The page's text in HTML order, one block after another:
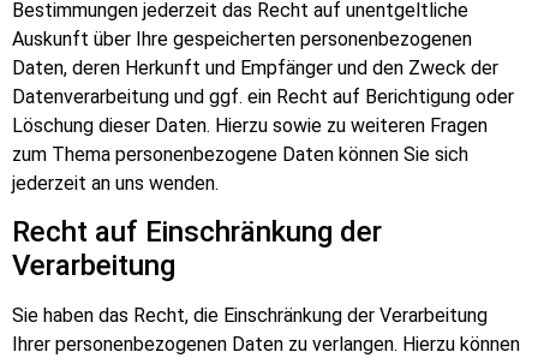
Bestimmungen jederzeit das Recht auf unentgeltliche
Auskunft über Ihre gespeicherten personenbezogenen
Daten, deren Herkunft und Empfänger und den Zweck der
Datenverarbeitung und ggf. ein Recht auf Berichtigung oder
Löschung dieser Daten. Hierzu sowie zu weiteren Fragen
zum Thema personenbezogene Daten können Sie sich
jederzeit an uns wenden.
Recht auf Einschränkung der
Verarbeitung
Sie haben das Recht, die Einschränkung der Verarbeitung
Ihrer personenbezogenen Daten zu verlangen. Hierzu können